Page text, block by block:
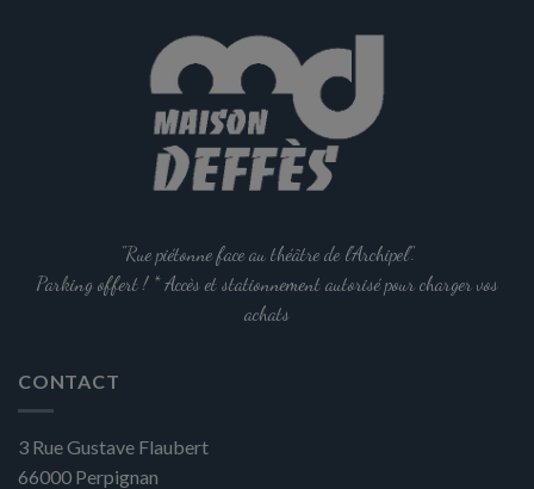
"Rue piétonne face au théâtre de l'Archipel".
Parking offert ! * Accès et stationnement autorisé pour charger vos
achats
CONTACT
3 Rue Gustave Flaubert
66000 Perpignan